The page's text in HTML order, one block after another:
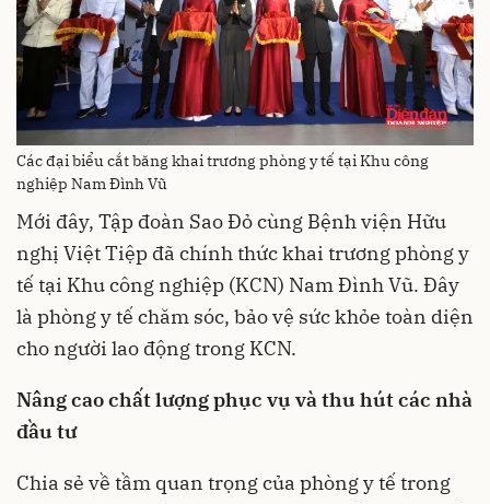
Các đại biểu cắt băng khai trương phòng y tế tại Khu công
nghiệp Nam Đình Vũ
Mới đây, Tập đoàn Sao Đỏ cùng Bệnh viện Hữu
nghị Việt Tiệp đã chính thức khai trương phòng y
tế tại Khu công nghiệp (KCN) Nam Đình Vũ. Đây
là phòng y tế chăm sóc, bảo vệ sức khỏe toàn diện
cho người lao động trong KCN.
Nâng cao chất lượng phục vụ và thu hút các nhà
đầu tư
Chia sẻ về tầm quan trọng của phòng y tế trong